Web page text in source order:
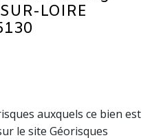
LOIRE
auxquels ce bien est
le site Géorisques